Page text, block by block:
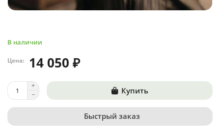
В наличии
Цена: 14 050 ₽
Купить
Быстрый заказ